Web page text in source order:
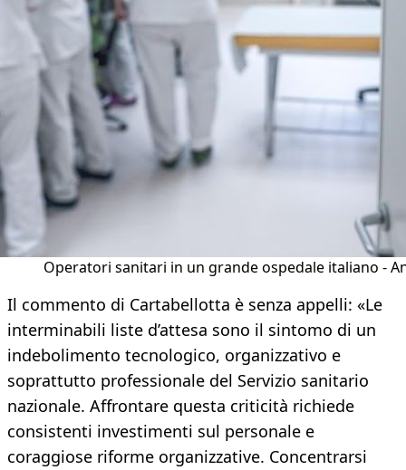
Operatori sanitari in un grande ospedale italiano -
Il commento di Cartabellotta è senza appelli: «Le
interminabili liste d’attesa sono il sintomo di un
indebolimento tecnologico, organizzativo e
soprattutto professionale del Servizio sanitario
nazionale. Affrontare questa criticità richiede
consistenti investimenti sul personale e
coraggiose riforme organizzative. Concentrarsi